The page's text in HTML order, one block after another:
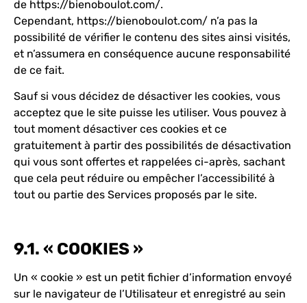
de https://bienoboulot.com/.
Cependant, https://bienoboulot.com/ n’a pas la
possibilité de vérifier le contenu des sites ainsi visités,
et n’assumera en conséquence aucune responsabilité
de ce fait.
Sauf si vous décidez de désactiver les cookies, vous
acceptez que le site puisse les utiliser. Vous pouvez à
tout moment désactiver ces cookies et ce
gratuitement à partir des possibilités de désactivation
qui vous sont offertes et rappelées ci-après, sachant
que cela peut réduire ou empêcher l’accessibilité à
tout ou partie des Services proposés par le site.
9.1. « COOKIES »
Un « cookie » est un petit fichier d’information envoyé
sur le navigateur de l’Utilisateur et enregistré au sein